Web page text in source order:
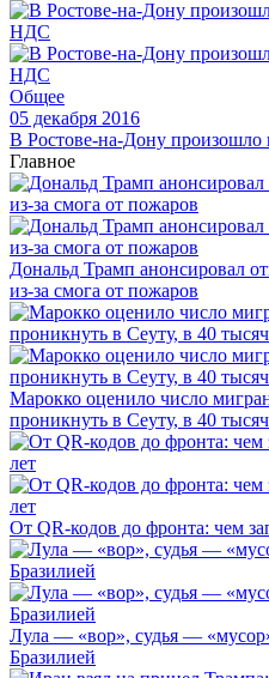
Общее
05 декабря 2016
В Ростове-на-Дону
Главное
Дональд Трамп анонсировал
из-за смога от пожаров
Марокко оценило число
проникнуть в Сеуту, в 40
От QR-кодов до фронта: чем
Лула — «вор», судья —
Бразилией